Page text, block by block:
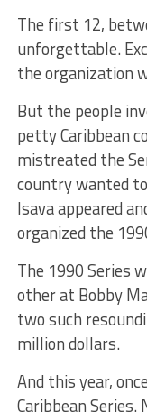
The first 12,
unforgettable.
the organization
But the people
petty Caribbean
mistreated the
country wanted
Isava appeared
organized the
The 1990 Series
other at Bobby
two such
million dollars.
And this year,
Caribbean